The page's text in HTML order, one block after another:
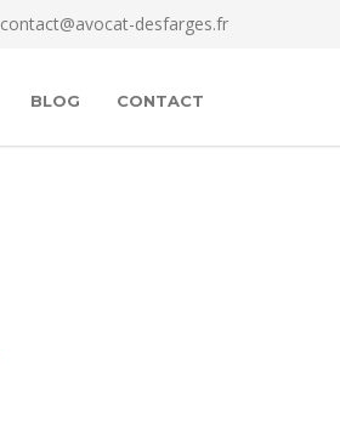
contact@avocat-desfarges.fr
BLOG CONTACT